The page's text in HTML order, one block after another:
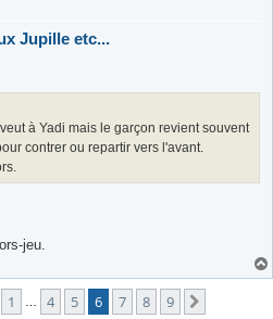
Jupille etc...
à Yadi mais le garçon revient souvent
contrer ou repartir vers l'avant.
jeu.
sur9
Précédente
1 … 4 5 6 7 8 9